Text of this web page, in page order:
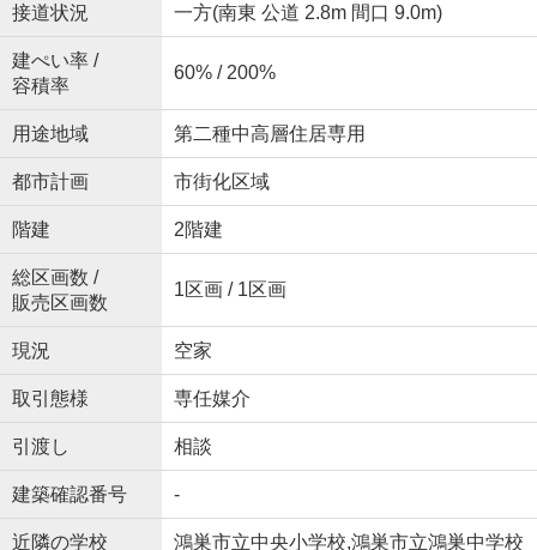
接道状況 一方(南東 公道 2.8m 間口 9.0m)
建ぺい率 /
容積率
60% / 200%
用途地域 第二種中高層住居専用
都市計画 市街化区域
階建 2階建
総区画数 /
販売区画数
1区画 / 1区画
現況 空家
取引態様 専任媒介
引渡し 相談
建築確認番号 -
近隣の学校 鴻巣市立中央小学校,鴻巣市立鴻巣中学校